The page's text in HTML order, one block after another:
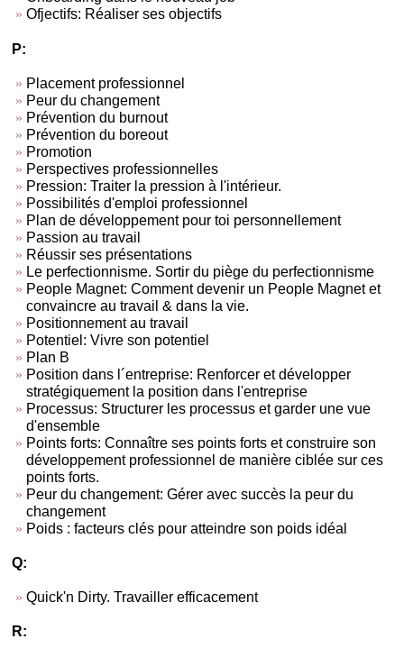
Ofjectifs: Réaliser ses objectifs
P:
Placement professionnel
Peur du changement
Prévention du burnout
Prévention du boreout
Promotion
Perspectives professionnelles
Pression: Traiter la pression à l'intérieur.
Possibilités d'emploi professionnel
Plan de développement pour toi personnellement
Passion au travail
Réussir ses présentations
Le perfectionnisme. Sortir du piège du perfectionnisme
People Magnet: Comment devenir un People Magnet et
convaincre au travail & dans la vie.
Positionnement au travail
Potentiel: Vivre son potentiel
Plan B
Position dans l´entreprise: Renforcer et développer
stratégiquement la position dans l'entreprise
Processus: Structurer les processus et garder une vue
d'ensemble
Points forts: Connaître ses points forts et construire son
développement professionnel de manière ciblée sur ces
points forts.
Peur du changement: Gérer avec succès la peur du
changement
Poids : facteurs clés pour atteindre son poids idéal
Q:
Quick'n Dirty. Travailler efficacement
R: